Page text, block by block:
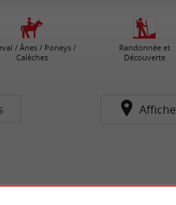
/ Ânes / Poneys /
Calèches
Randonnée et
Découverte